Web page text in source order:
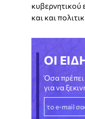
και και
ΟΙ
Όσα πρέπει
για να